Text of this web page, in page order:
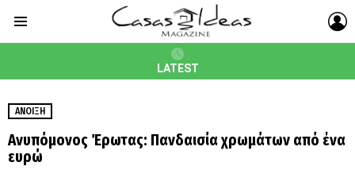
LATEST
ΆΝΟΙΞΗ
Aνυπόμονος Έρωτας: Πανδαισία χρωμάτων από ένα
ευρώ